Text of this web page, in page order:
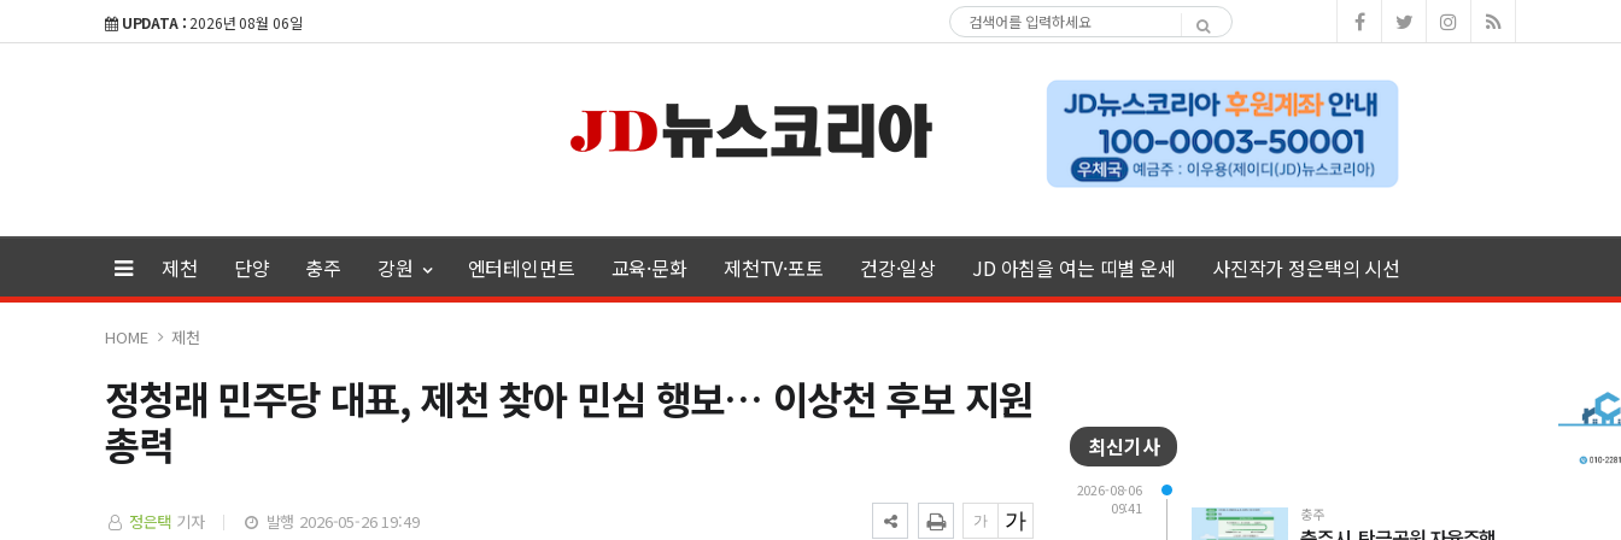
UPDATA : 2026년 08월 06일
제천 단양 충주 강원 엔터테인먼트 교육·문화 제천TV·포토 건강·일상 JD 아침을 여는 띠별 운세 사진작가 정은택의 시선
HOME 제천
정청래 민주당 대표, 제천 찾아 민심 행보… 이상천 후보 지원
총력
정은택 기자 발행 2026-05-26 19:49
최신기사
2026-08-06
09:41
충주